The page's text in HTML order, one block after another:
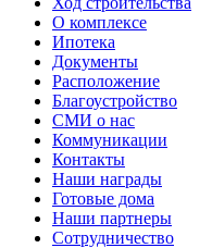
О комплексе
Ипотека
Документы
Расположение
Благоустройство
СМИ о нас
Коммуникации
Контакты
Наши награды
Готовые дома
Наши партнеры
Сотрудничество